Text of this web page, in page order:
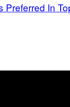
Preferred In